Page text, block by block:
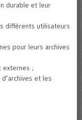
durable et leur
différents utilisateurs
pour leurs archives
externes ;
et les